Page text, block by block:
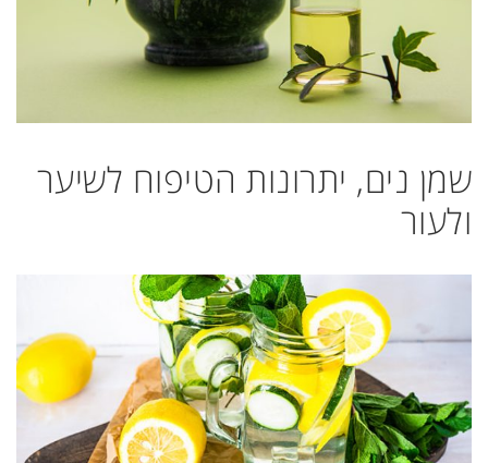
שמן נים, יתרונות הטיפוח לשיער
ולעור